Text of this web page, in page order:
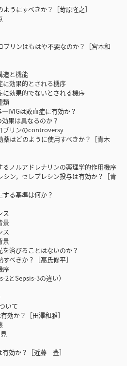
うにすべきか？［苛原隆之］
リンはもはや不要なのか？［宮本和
と機能
効果的とされる機序
果的でないとされる機序
類
は敗血症に有効か？
は異なるのか？
リンのcontroversy
はどのように使用すべきか？［青木
ルアドレナリンの薬理学的作用機序
ン，セレプレシン投与は有効か？［青
る基準は何か？
景
景
びることはないのか？
べきか？［高氏修平］
序
Sepsis-3の違い）
いて
か？［田澤和雅］
効か？［近藤 豊］